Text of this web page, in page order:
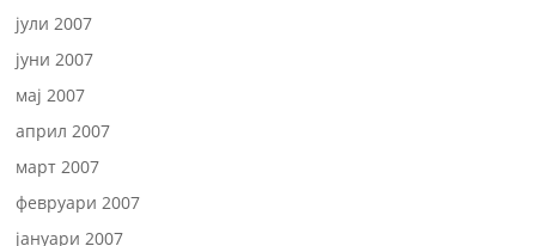
јули 2007
јуни 2007
мај 2007
април 2007
март 2007
февруари 2007
јануари 2007